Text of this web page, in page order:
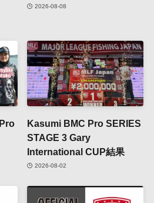
2026-08-08
Kasumi BMC Pro SERIES
STAGE 3 Gary
International CUP結果
2026-08-02